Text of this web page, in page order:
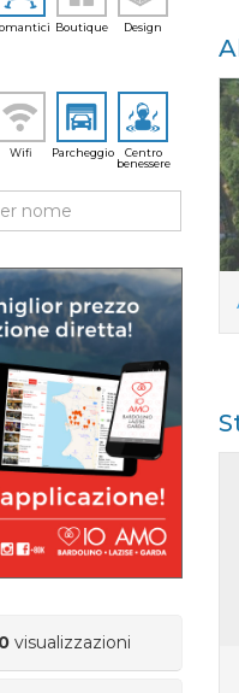
Boutique Design
Wifi Parcheggio
Centro
benessere
visualizzazioni